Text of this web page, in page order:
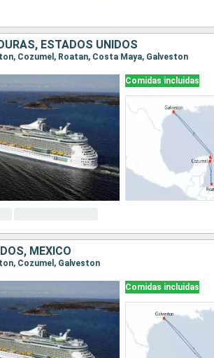
ESTADOS UNIDOS
Cozumel, Roatan, Costa Maya, Galveston
Comidas incluidas
MÉXICO
Cozumel, Galveston
Comidas incluidas